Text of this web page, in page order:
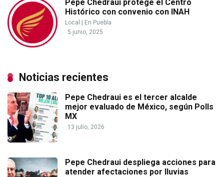
Pepe Chedraui protege el Centro
Histórico con convenio con INAH
Local
En Puebla
5 junio, 2025
Noticias recientes
Pepe Chedraui es el tercer alcalde
mejor evaluado de México, según Polls
MX
13 julio, 2026
Pepe Chedraui despliega acciones para
atender afectaciones por lluvias